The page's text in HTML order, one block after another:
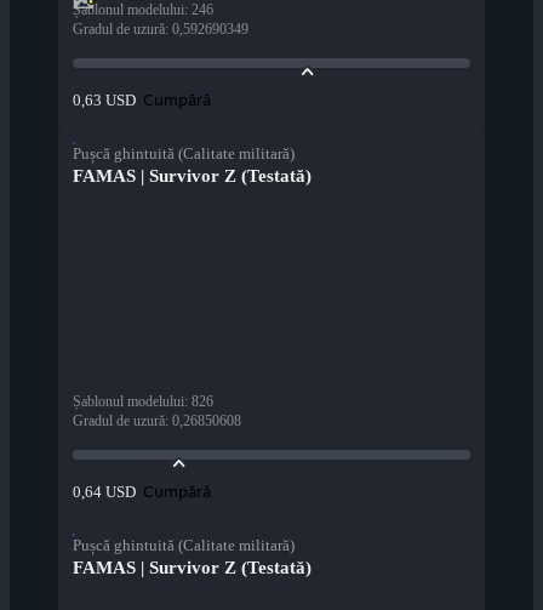
Șablonul modelului: 246
Gradul de uzură: 0,592690349
0,63 USD Cumpără
Pușcă ghintuită (Calitate militară)
FAMAS | Survivor Z (Testată)
Șablonul modelului: 826
Gradul de uzură: 0,26850608
0,64 USD Cumpără
Pușcă ghintuită (Calitate militară)
FAMAS | Survivor Z (Testată)